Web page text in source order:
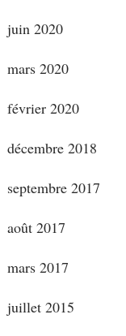
juin 2020
mars 2020
février 2020
décembre 2018
septembre 2017
août 2017
mars 2017
juillet 2015